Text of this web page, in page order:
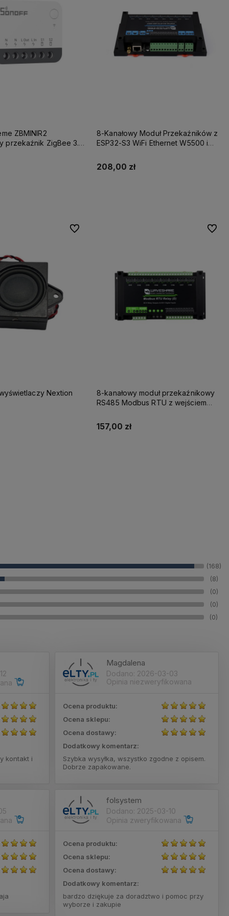
ZBMINIR2
przekaźnik ZigBee 3.0
8-Kanałowy Moduł Przekaźników z
ESP32-S3 WiFi Ethernet W5500 i
208,00 zł
Nextion
Do ulubionych
8-kanałowy moduł przekaźnikowy
RS485 Modbus RTU z wejściem
157,00 zł
Do
(168)
(8)
(0)
(0)
(0)
kontakt i
Magdalena
Dodano: 2026-03-03
Opinia niezweryfikowana
Ocena produktu:
Ocena sklepu:
Ocena dostawy:
Dodatkowy komentarz:
Szybka wysyłka, wszystko zgodne z opisem.
Dobrze zapakowane.
folsystem
Dodano: 2025-03-10
Opinia zweryfikowana
Ocena produktu:
Ocena sklepu:
Ocena dostawy:
Dodatkowy komentarz:
bardzo dziękuje za doradztwo i pomoc przy
wyborze i zakupie